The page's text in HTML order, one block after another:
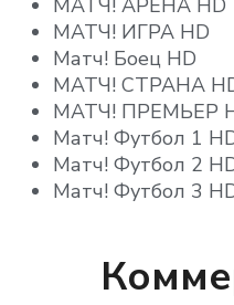
МАТЧ! АРЕНА HD
МАТЧ! ИГРА HD
Матч! Боец HD
МАТЧ! СТРАНА
МАТЧ! ПРЕМЬЕР
Матч! Футбол 1
Матч! Футбол 2
Матч! Футбол 3